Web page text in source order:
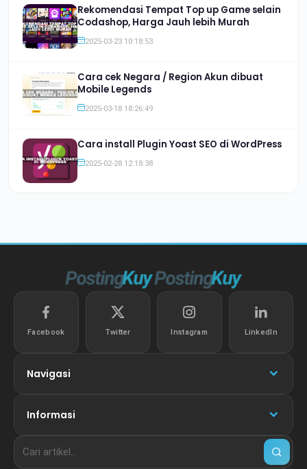
Rekomendasi Tempat Top up Game selain
Codashop, Harga Jauh lebih Murah
2025-03-23 10:18:53
Cara cek Negara / Region Akun dibuat
Mobile Legends
2025-03-18 18:26:49
Cara install Plugin Yoast SEO di WordPress
2025-02-28 12:18:38
Facebook Twitter Instagram LinkedIn
Navigasi
Informasi